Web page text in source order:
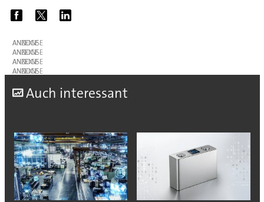
ANZEIGE
ANZEIGE
ANZEIGE
ANZEIGE
Auch interessant